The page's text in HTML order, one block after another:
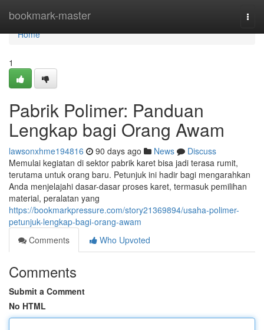
bookmark-master
Home
Home
1
Pabrik Polimer: Panduan
Lengkap bagi Orang Awam
lawsonxhme194816 90 days ago News
Discuss
Memulai kegiatan di sektor pabrik karet bisa jadi terasa rumit,
terutama untuk orang baru. Petunjuk ini hadir bagi mengarahkan
Anda menjelajahi dasar-dasar proses karet, termasuk pemilihan
material, peralatan yang
https://bookmarkpressure.com/story21369894/usaha-polimer-
petunjuk-lengkap-bagi-orang-awam
Comments
Who Upvoted
Comments
Submit a Comment
No HTML